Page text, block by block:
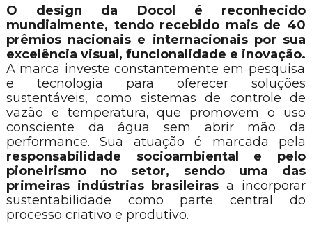
O design da Docol é reconhecido
mundialmente, tendo recebido mais de 40
prêmios nacionais e internacionais por sua
excelência visual, funcionalidade e inovação.
A marca investe constantemente em pesquisa
e tecnologia para oferecer soluções
sustentáveis, como sistemas de controle de
vazão e temperatura, que promovem o uso
consciente da água sem abrir mão da
performance. Sua atuação é marcada pela
responsabilidade socioambiental e pelo
pioneirismo no setor, sendo uma das
primeiras indústrias brasileiras a incorporar
sustentabilidade como parte central do
processo criativo e produtivo.